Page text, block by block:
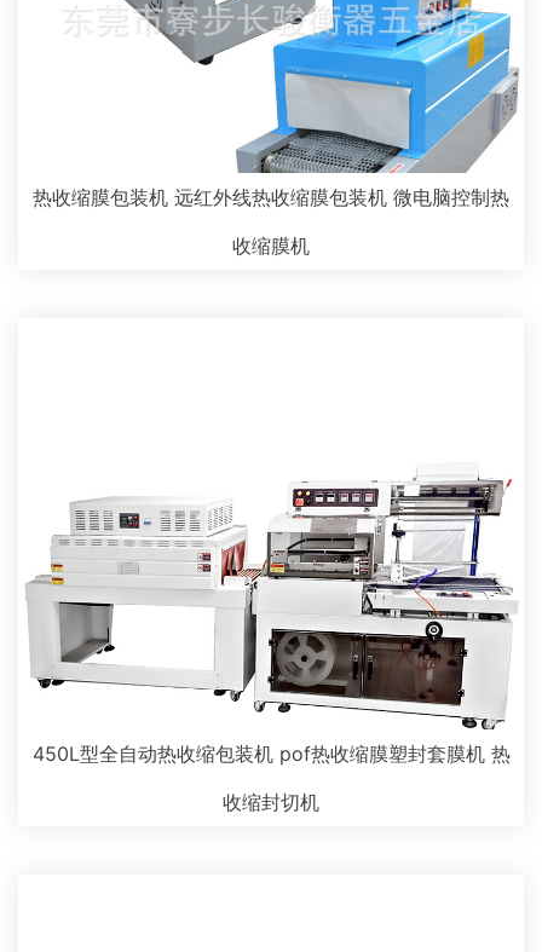
热收缩膜包装机 远红外线热收缩膜包装机 微电脑控制热
收缩膜机
450L型全自动热收缩包装机 pof热收缩膜塑封套膜机 热
收缩封切机